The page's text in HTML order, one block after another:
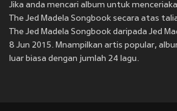
Jika anda mencari album untuk
The Jed Madela Songbook secara atas
The Jed Madela Songbook daripada Jed
8 Jun 2015. Mnampilkan artis popular,
luar biasa dengan jumlah 24 lagu.